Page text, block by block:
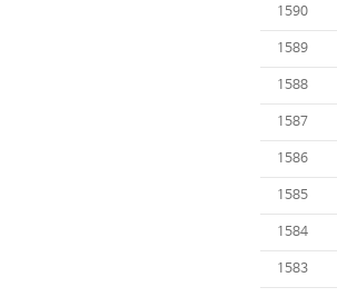
1590
1589
1588
1587
1586
1585
1584
1583